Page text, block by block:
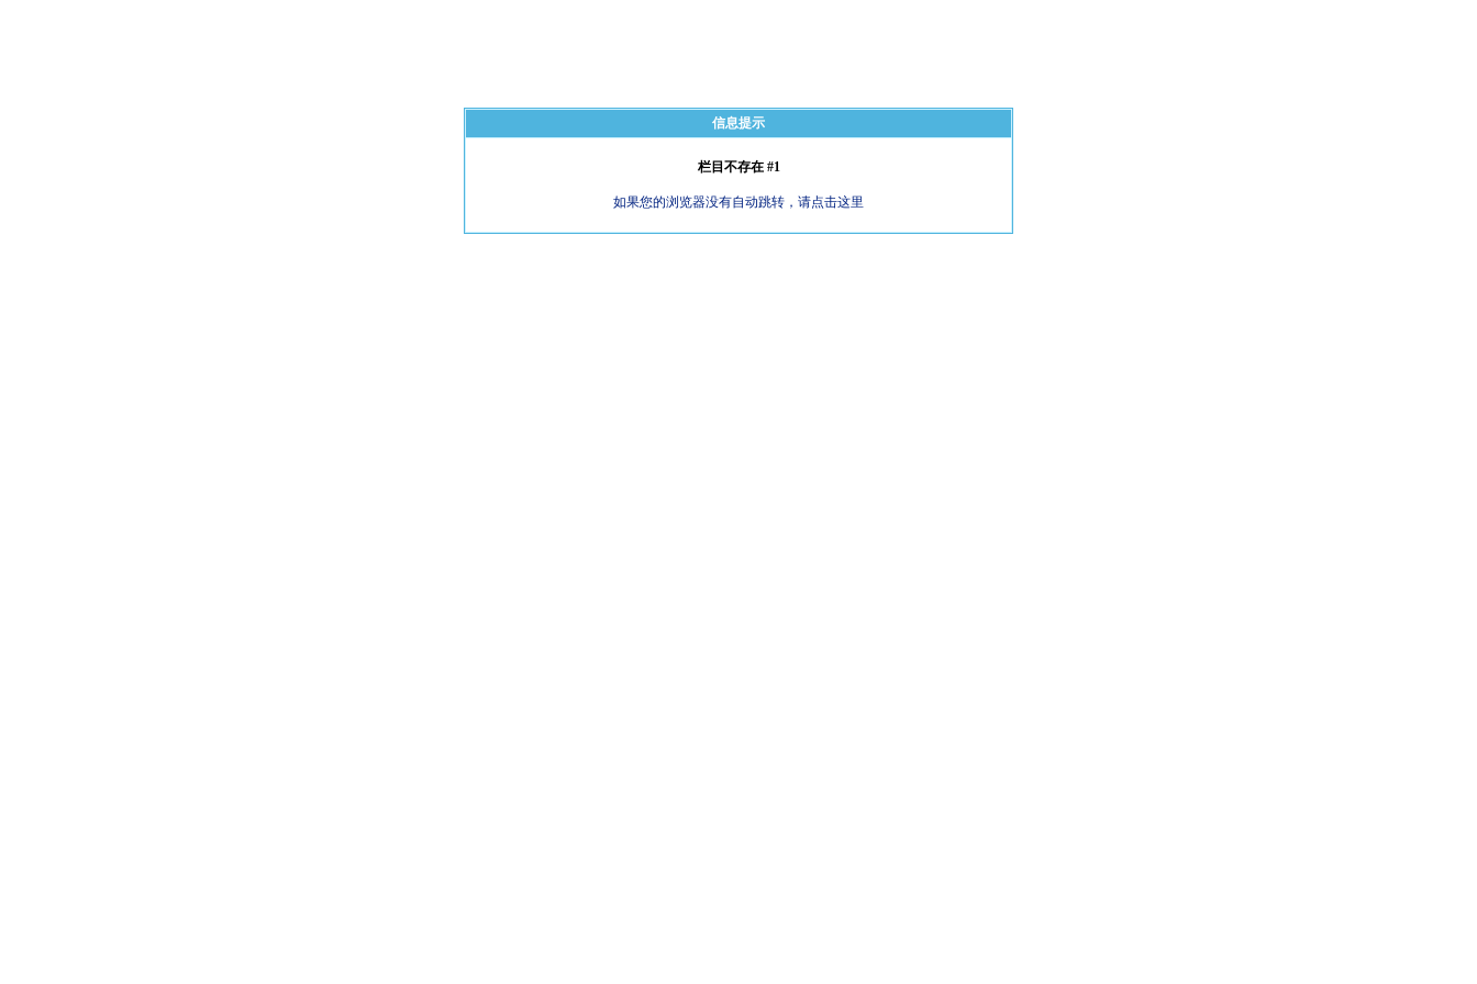
信息提示
栏目不存在 #1
如果您的浏览器没有自动跳转，请点击这里